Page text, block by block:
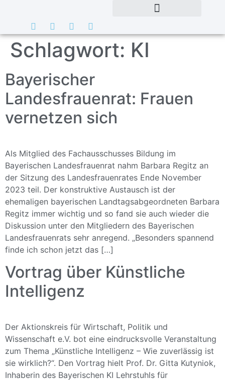
Schlagwort: KI
Bayerischer
Landesfrauenrat: Frauen
vernetzen sich
Als Mitglied des Fachausschusses Bildung im
Bayerischen Landesfrauenrat nahm Barbara Regitz an
der Sitzung des Landesfrauenrates Ende November
2023 teil. Der konstruktive Austausch ist der
ehemaligen bayerischen Landtagsabgeordneten Barbara
Regitz immer wichtig und so fand sie auch wieder die
Diskussion unter den Mitgliedern des Bayerischen
Landesfrauenrats sehr anregend. „Besonders spannend
finde ich schon jetzt das […]
Vortrag über Künstliche
Intelligenz
Der Aktionskreis für Wirtschaft, Politik und
Wissenschaft e.V. bot eine eindrucksvolle Veranstaltung
zum Thema „Künstliche Intelligenz – Wie zuverlässig ist
sie wirklich?“. Den Vortrag hielt Prof. Dr. Gitta Kutyniok,
Inhaberin des Bayerischen KI Lehrstuhls für